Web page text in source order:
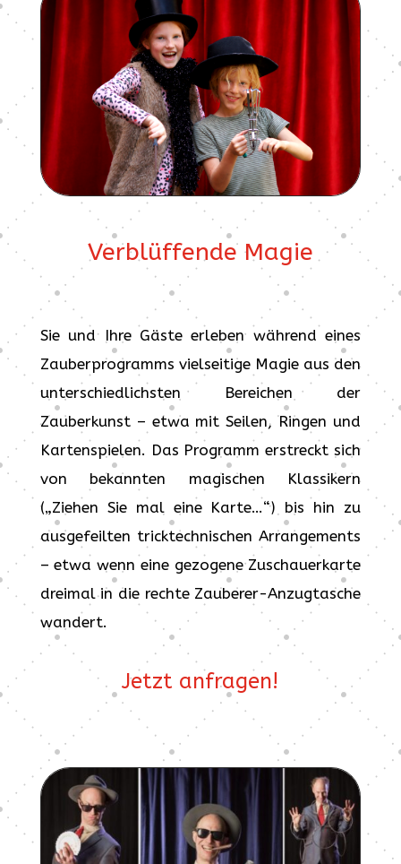
Verblüffende Magie
Sie und Ihre Gäste erleben während eines
Zauberprogramms vielseitige Magie aus den
unterschiedlichsten Bereichen der
Zauberkunst – etwa mit Seilen, Ringen und
Kartenspielen. Das Programm erstreckt sich
von bekannten magischen Klassikern
(„Ziehen Sie mal eine Karte…“) bis hin zu
ausgefeilten tricktechnischen Arrangements
– etwa wenn eine gezogene Zuschauerkarte
dreimal in die rechte Zauberer-Anzugtasche
wandert.
Jetzt anfragen!